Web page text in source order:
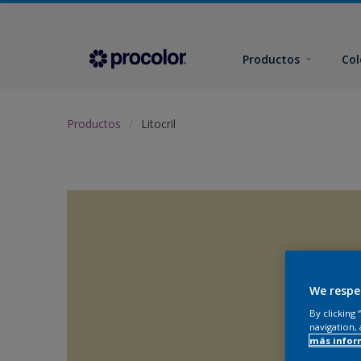
Productos
Productos Litocril
We
By clicking
navigation,
más